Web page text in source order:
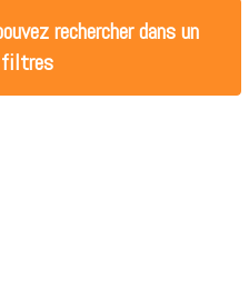
rechercher dans un
filtres